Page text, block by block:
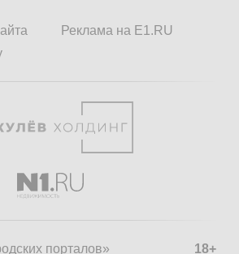
Реклама на E1.RU
18+
порталов»